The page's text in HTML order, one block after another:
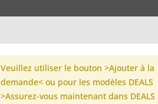
Veuillez utiliser le bouton >Ajouter à la
demande< ou pour les modèles DEALS
>Assurez-vous maintenant dans DEALS